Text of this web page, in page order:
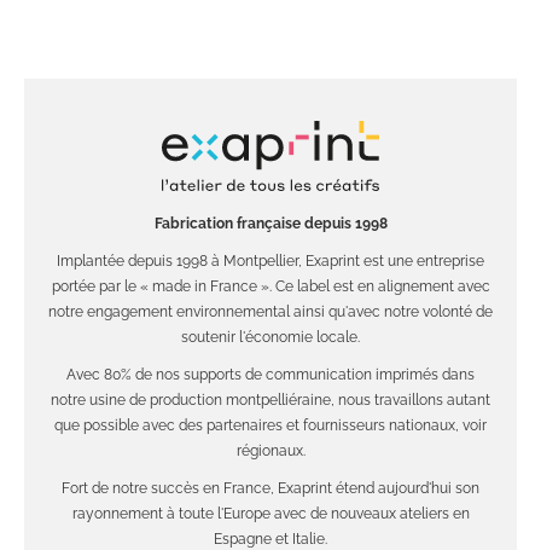
Fabrication française depuis 1998
Implantée depuis 1998 à Montpellier, Exaprint est une entreprise
portée par le « made in France ». Ce label est en alignement avec
notre engagement environnemental ainsi qu'avec notre volonté de
soutenir l'économie locale.
Avec 80% de nos supports de communication imprimés dans
notre usine de production montpelliéraine, nous travaillons autant
que possible avec des partenaires et fournisseurs nationaux, voir
régionaux.
Fort de notre succès en France, Exaprint étend aujourd'hui son
rayonnement à toute l'Europe avec de nouveaux ateliers en
Espagne et Italie.